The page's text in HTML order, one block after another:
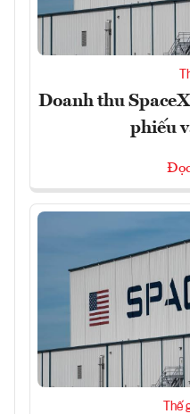
Doanh thu
phiếu
Thế